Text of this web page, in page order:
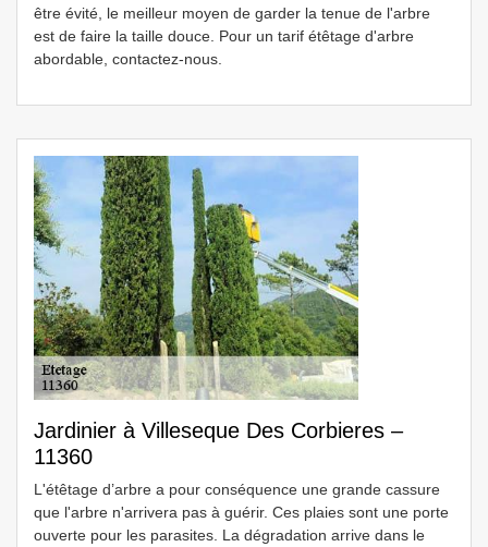
être évité, le meilleur moyen de garder la tenue de l'arbre
est de faire la taille douce. Pour un tarif étêtage d'arbre
abordable, contactez-nous.
Jardinier à Villeseque Des Corbieres –
11360
L'étêtage d’arbre a pour conséquence une grande cassure
que l'arbre n'arrivera pas à guérir. Ces plaies sont une porte
ouverte pour les parasites. La dégradation arrive dans le